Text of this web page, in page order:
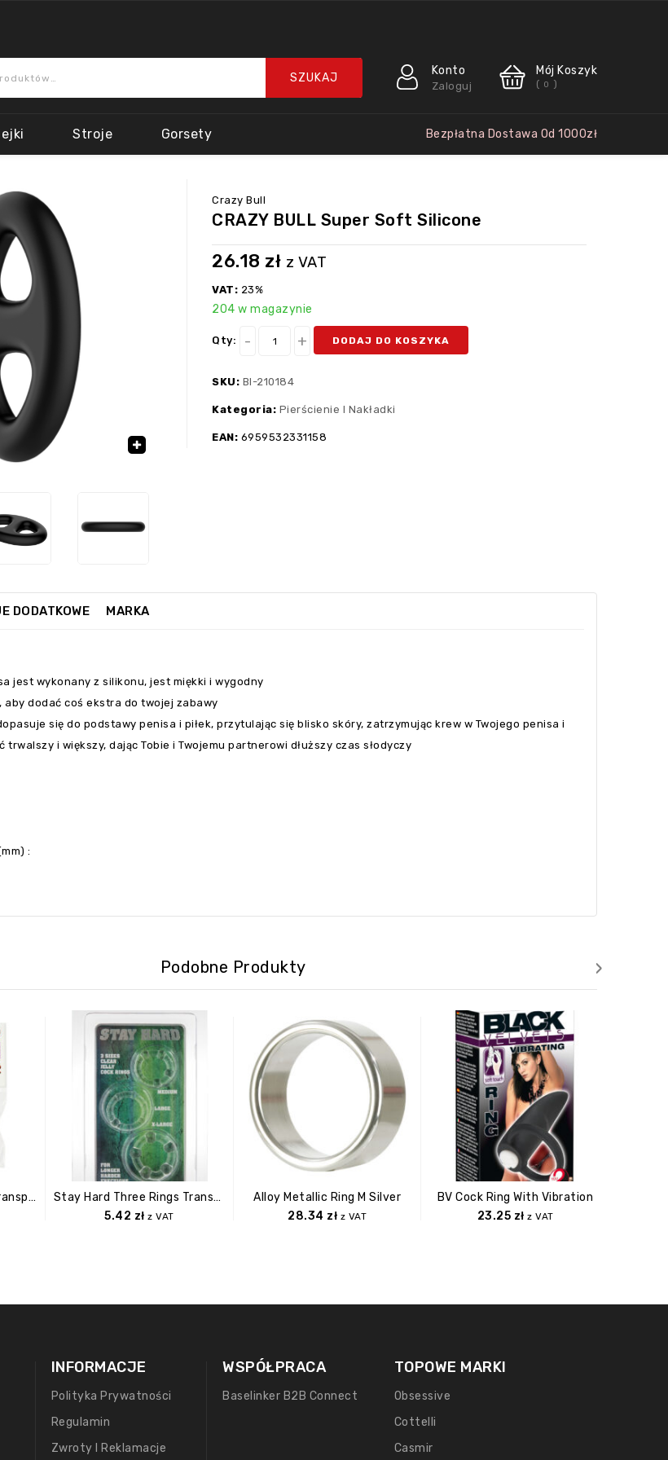
Konto
Zaloguj
Mój Koszyk
( 0 )
Stroje Gorsety Bezpłatna Dostawa Od 1000zł
Crazy Bull
CRAZY BULL Super Soft Silicone
26.18 zł z VAT
VAT: 23%
204 w magazynie
Qty: DODAJ DO KOSZYKA
SKU: BI-210184
Kategoria: Pierścienie I Nakładki
EAN: 6959532331158
DODATKOWE MARKA
jest wykonany z silikonu, jest miękki i wygodny
aby dodać coś ekstra do twojej zabawy
się do podstawy penisa i piłek, przytulając się blisko skóry, zatrzymując krew w Twojego penisa i
trwalszy i większy, dając Tobie i Twojemu partnerowi dłuższy czas słodyczy
:
Podobne Produkty
Teaser Enhancer Ring Transparent
Stay Hard Three Rings Transparent
5.42 zł z VAT
Alloy Metallic Ring M Silver
28.34 zł z VAT
BV Cock Ring With Vibration
23.25 zł z VAT
›
INFORMACJE
Polityka Prywatności
Regulamin
Zwroty I Reklamacje
WSPÓŁPRACA
Baselinker B2B Connect
TOPOWE MARKI
Obsessive
Cottelli
Casmir